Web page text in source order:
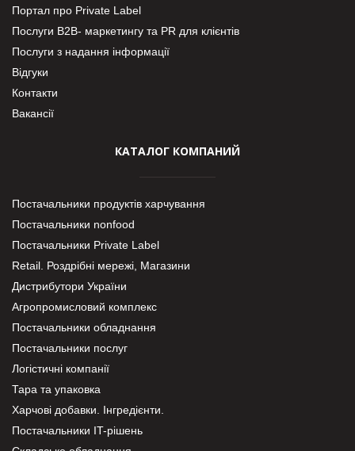
Портал про Private Label
Послуги В2В- маркетингу та PR для клієнтів
Послуги з надання інформації
Відгуки
Контакти
Вакансії
КАТАЛОГ КОМПАНИЙ
Постачальники продуктів харчування
Постачальники nonfood
Постачальники Private Label
Retail. Роздрібні мережі, Магазини
Дистрибутори України
Агропромисловий комплекс
Постачальники обладнання
Постачальники послуг
Логістичні компанії
Тара та упаковка
Харчові добавки. Інгредієнти.
Постачальники IT-рішень